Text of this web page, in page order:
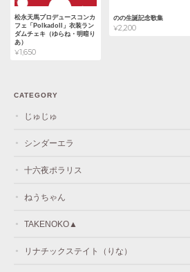
松永天馬プロデュースコンカ
フェ「Polkadoll」衣装ラン
ダムチェキ（ゆらね・明暗り
あ）
¥1,650
のの生誕記念歌集
¥2,200
CATEGORY
じゅじゅ
シンダーエラ
十六夜ポラリス
ねうちゃん
TAKENOKO▲
リナチックステイト（りな）